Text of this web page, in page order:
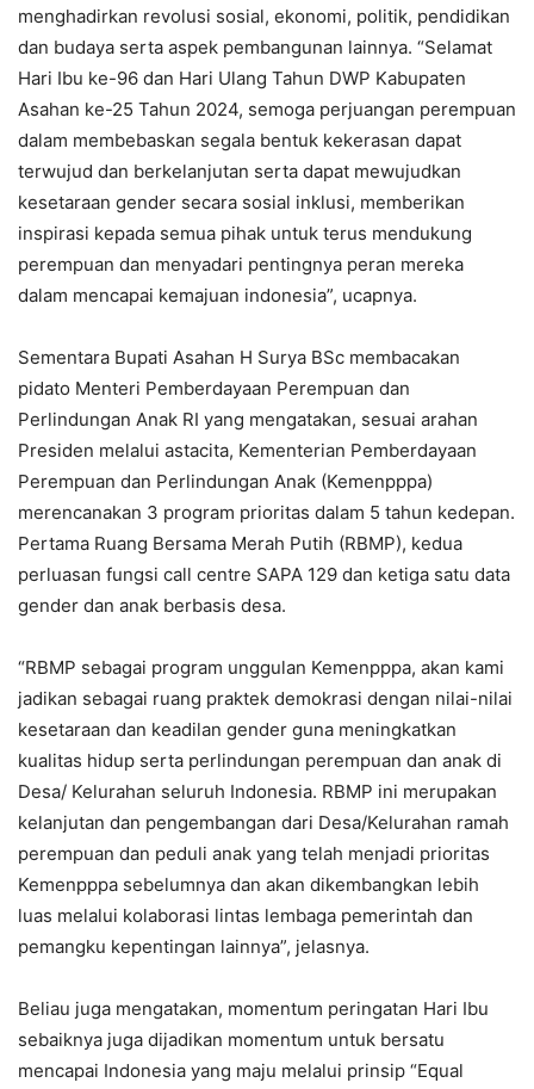
menghadirkan revolusi sosial, ekonomi, politik, pendidikan
dan budaya serta aspek pembangunan lainnya. “Selamat
Hari Ibu ke-96 dan Hari Ulang Tahun DWP Kabupaten
Asahan ke-25 Tahun 2024, semoga perjuangan perempuan
dalam membebaskan segala bentuk kekerasan dapat
terwujud dan berkelanjutan serta dapat mewujudkan
kesetaraan gender secara sosial inklusi, memberikan
inspirasi kepada semua pihak untuk terus mendukung
perempuan dan menyadari pentingnya peran mereka
dalam mencapai kemajuan indonesia”, ucapnya.
Sementara Bupati Asahan H Surya BSc membacakan
pidato Menteri Pemberdayaan Perempuan dan
Perlindungan Anak RI yang mengatakan, sesuai arahan
Presiden melalui astacita, Kementerian Pemberdayaan
Perempuan dan Perlindungan Anak (Kemenpppa)
merencanakan 3 program prioritas dalam 5 tahun kedepan.
Pertama Ruang Bersama Merah Putih (RBMP), kedua
perluasan fungsi call centre SAPA 129 dan ketiga satu data
gender dan anak berbasis desa.
“RBMP sebagai program unggulan Kemenpppa, akan kami
jadikan sebagai ruang praktek demokrasi dengan nilai-nilai
kesetaraan dan keadilan gender guna meningkatkan
kualitas hidup serta perlindungan perempuan dan anak di
Desa/ Kelurahan seluruh Indonesia. RBMP ini merupakan
kelanjutan dan pengembangan dari Desa/Kelurahan ramah
perempuan dan peduli anak yang telah menjadi prioritas
Kemenpppa sebelumnya dan akan dikembangkan lebih
luas melalui kolaborasi lintas lembaga pemerintah dan
pemangku kepentingan lainnya”, jelasnya.
Beliau juga mengatakan, momentum peringatan Hari Ibu
sebaiknya juga dijadikan momentum untuk bersatu
mencapai Indonesia yang maju melalui prinsip “Equal